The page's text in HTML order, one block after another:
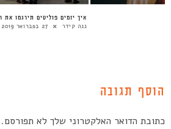
מחאה עירונית בחסות התאגידים
ארז צפדיה 20 בינואר 2016
הוסף תגובה
כתובת הדואר האלקטרוני שלך לא תפורסם.